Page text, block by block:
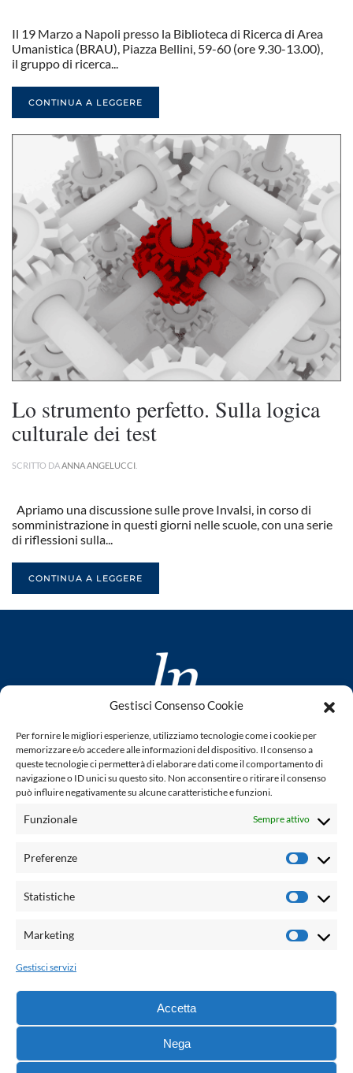
Gestisci Consenso Cookie
Per fornire le migliori esperienze, utilizziamo tecnologie come i cookie per
memorizzare e/o accedere alle informazioni del dispositivo. Il consenso a
queste tecnologie ci permetterà di elaborare dati come il comportamento di
navigazione o ID unici su questo sito. Non acconsentire o ritirare il consenso
può influire negativamente su alcune caratteristiche e funzioni.
Funzionale Sempre attivo
Preferenze
Statistiche
Marketing
Gestisci servizi
Accetta
Nega
Il 19 Marzo a Napoli presso la Biblioteca di Ricerca di Area
Umanistica (BRAU), Piazza Bellini, 59-60 (ore 9.30-13.00),
il gruppo di ricerca...
CONTINUA A LEGGERE
Lo strumento perfetto. Sulla logica
culturale dei test
SCRITTO DA ANNA ANGELUCCI
Apriamo una discussione sulle prove Invalsi, in corso di
somministrazione in questi giorni nelle scuole, con una serie
di riflessioni sulla...
CONTINUA A LEGGERE
www.laletteraturaenoi.it
fondato da Romano Luperini
Questo blog non rappresenta una testata giornalistica in
quanto viene aggiornato senza alcuna periodicità. Non può
legge n° 62 del 7.03.2001. L'autore non è responsabile per
email:
Grafica e web:Salvatore Leto